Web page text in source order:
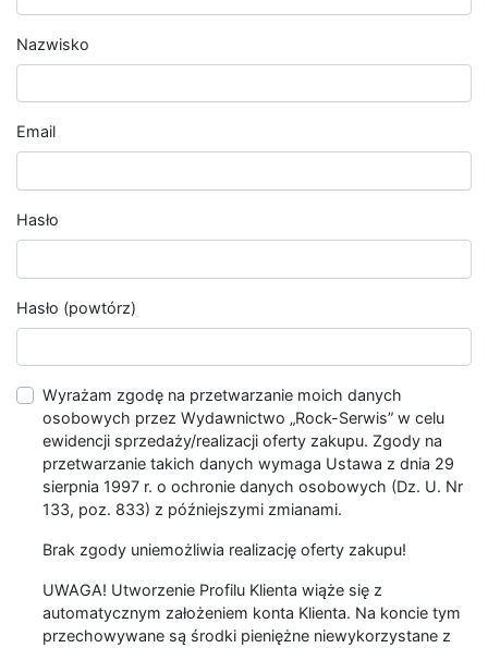
Nazwisko
Email
Hasło
Hasło (powtórz)
Wyrażam zgodę na przetwarzanie moich danych
osobowych przez Wydawnictwo „Rock-Serwis” w celu
ewidencji sprzedaży/realizacji oferty zakupu. Zgody na
przetwarzanie takich danych wymaga Ustawa z dnia 29
sierpnia 1997 r. o ochronie danych osobowych (Dz. U. Nr
133, poz. 833) z późniejszymi zmianami.
Brak zgody uniemożliwia realizację oferty zakupu!
UWAGA! Utworzenie Profilu Klienta wiąże się z
automatycznym założeniem konta Klienta. Na koncie tym
przechowywane są środki pieniężne niewykorzystane z